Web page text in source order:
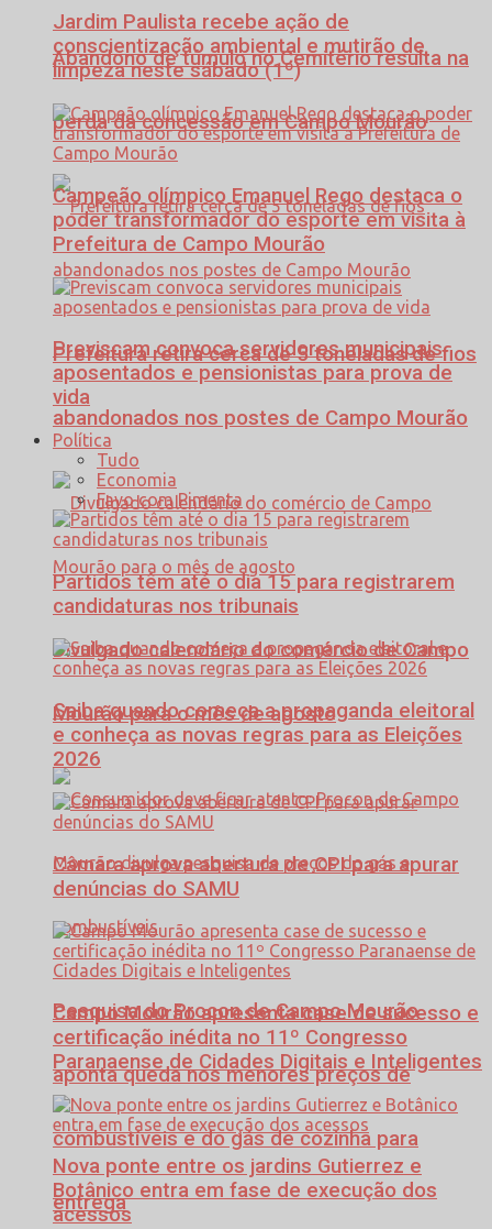
Abandono de túmulo no Cemitério resulta na
perda da concessão em Campo Mourão
Prefeitura retira cerca de 5 toneladas de fios
abandonados nos postes de Campo Mourão
Divulgado calendário do comércio de Campo
Mourão para o mês de agosto
Pesquisa do Procon de Campo Mourão
aponta queda nos menores preços de
combustíveis e do gás de cozinha para
entrega
Jardim Paulista recebe ação de
conscientização ambiental e mutirão de
limpeza neste sábado (1º)
Campeão olímpico Emanuel Rego destaca o
poder transformador do esporte em visita à
Prefeitura de Campo Mourão
Previscam convoca servidores municipais
aposentados e pensionistas para prova de
vida
Política
Tudo
Economia
Favo com Pimenta
Partidos têm até o dia 15 para registrarem
candidaturas nos tribunais
Saiba quando começa a propaganda eleitoral
e conheça as novas regras para as Eleições
2026
Câmara aprova abertura de CPI para apurar
denúncias do SAMU
Campo Mourão apresenta case de sucesso e
certificação inédita no 11º Congresso
Paranaense de Cidades Digitais e Inteligentes
Nova ponte entre os jardins Gutierrez e
Botânico entra em fase de execução dos
acessos